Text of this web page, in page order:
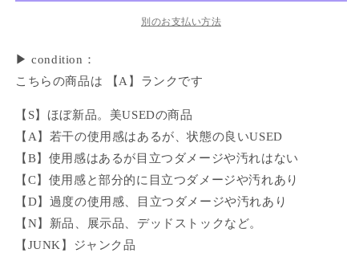
別のお支払い方法
▶ condition：
こちらの商品は 【A】ランクです
【S】ほぼ新品。美USEDの商品
【A】若干の使用感はあるが、状態の良いUSED
【B】使用感はあるが目立つダメージや汚れはない
【C】使用感と部分的に目立つダメージや汚れあり
【D】過度の使用感、目立つダメージや汚れあり
【N】新品、展示品、デッドストックなど。
【JUNK】ジャンク品